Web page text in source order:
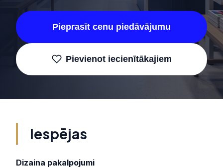
Pieprasīt cenu piedāvājumu
Pievienot iecienītākajiem
Iespējas
Dizaina pakalpojumi